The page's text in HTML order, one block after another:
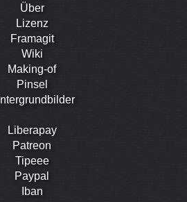
Über
Lizenz
Framagit
Wiki
Making-of
Pinsel
Liberapay
Patreon
Tipeee
Paypal
Iban